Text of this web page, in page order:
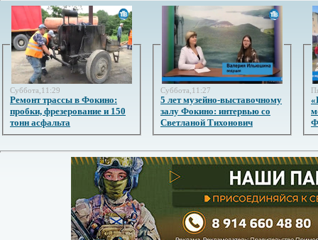
Суббота,11:29
Ремонт трассы в Фокино:
пробки, фрезерование и 150
тонн асфальта
Суббота,11:27
5 лет музейно-выставочному
залу Фокино: интервью со
Светланой Тихонович